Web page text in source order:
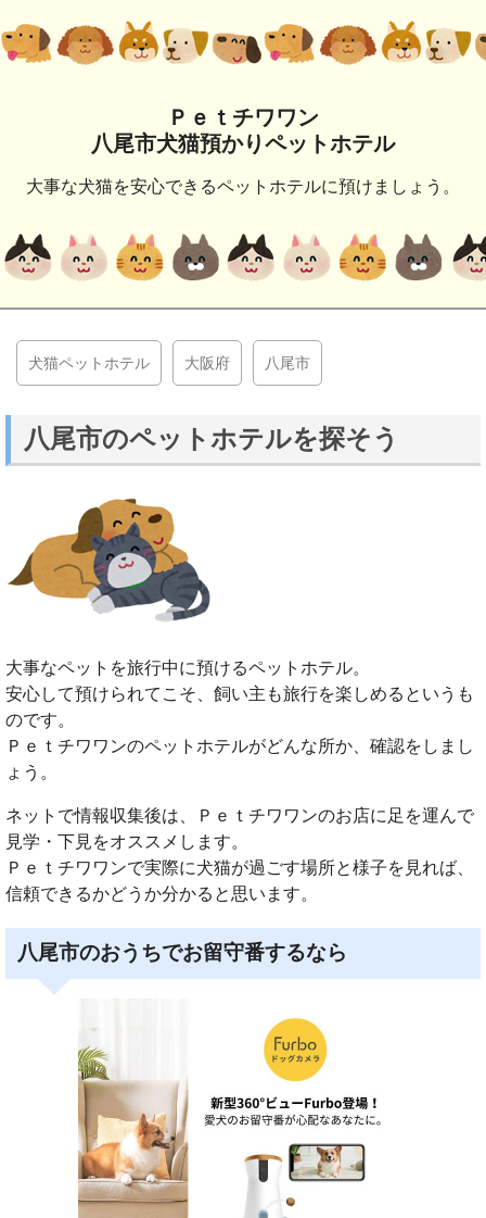
Ｐｅｔチワワン
八尾市犬猫預かりペットホテル
大事な犬猫を安心できるペットホテルに預けましょう。
犬猫ペットホテル 大阪府 八尾市
八尾市のペットホテルを探そう
大事なペットを旅行中に預けるペットホテル。
安心して預けられてこそ、飼い主も旅行を楽しめるというも
のです。
Ｐｅｔチワワンのペットホテルがどんな所か、確認をしまし
ょう。
ネットで情報収集後は、Ｐｅｔチワワンのお店に足を運んで
見学・下見をオススメします。
Ｐｅｔチワワンで実際に犬猫が過ごす場所と様子を見れば、
信頼できるかどうか分かると思います。
八尾市のおうちでお留守番するなら